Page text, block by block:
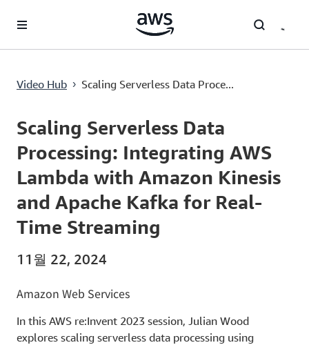
Video Hub › Scaling Serverless Data Proce...
Current
0:00 / Duration
58:56
Scaling Serverless Data
Processing: Integrating AWS
Lambda with Amazon Kinesis
and Apache Kafka for Real-
Time Streaming
11월 22, 2024
Amazon Web Services
In this AWS re:Invent 2023 session, Julian Wood
explores scaling serverless data processing using